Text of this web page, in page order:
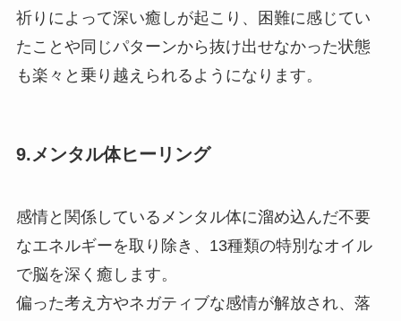
祈りによって深い癒しが起こり、困難に感じてい
たことや同じパターンから抜け出せなかった状態
も楽々と乗り越えられるようになります。
9.メンタル体ヒーリング
感情と関係しているメンタル体に溜め込んだ不要
なエネルギーを取り除き、13種類の特別なオイル
で脳を深く癒します。
偏った考え方やネガティブな感情が解放され、落